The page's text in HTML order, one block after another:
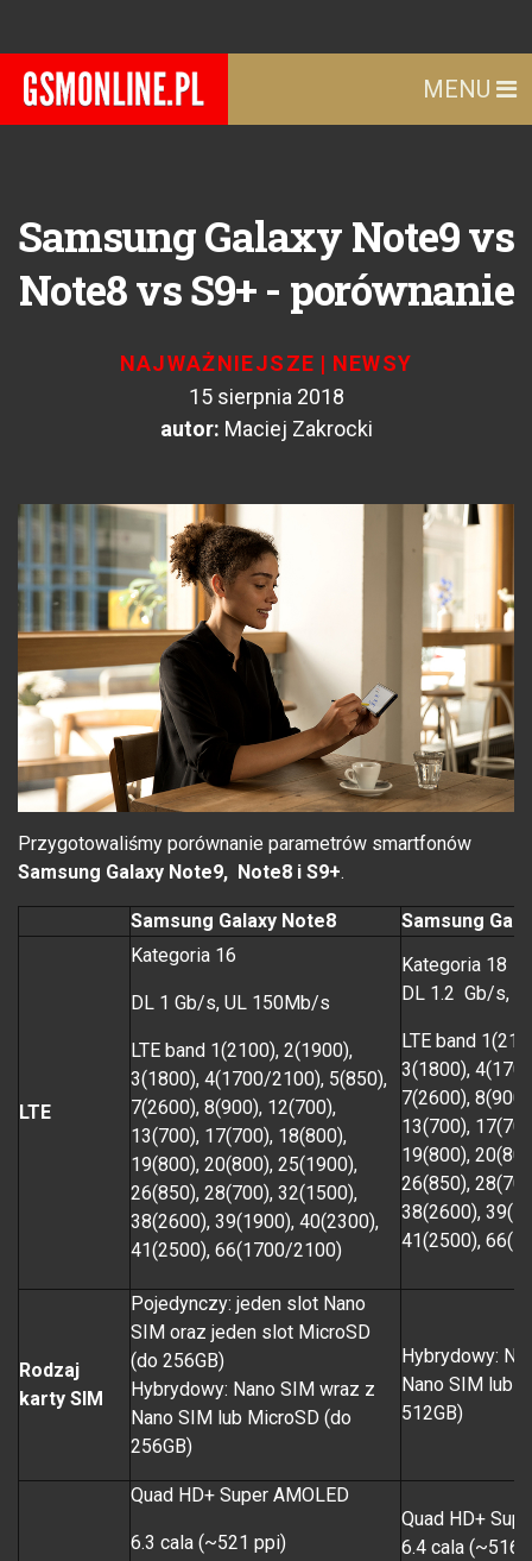
MENU
Samsung Galaxy Note9 vs
Note8 vs S9+ - porównanie
NAJWAŻNIEJSZE | NEWSY
15 sierpnia 2018
autor: Maciej Zakrocki
Przygotowaliśmy porównanie parametrów smartfonów
Samsung Galaxy Note9, Note8 i S9+.
Samsung Galaxy Note8 Samsung
LTE
Kategoria 16
DL 1 Gb/s, UL 150Mb/s
LTE band 1(2100), 2(1900),
3(1800), 4(1700/2100), 5(850),
7(2600), 8(900), 12(700),
13(700), 17(700), 18(800),
19(800), 20(800), 25(1900),
26(850), 28(700), 32(1500),
38(2600), 39(1900), 40(2300),
41(2500), 66(1700/2100)
Kategoria 18
DL 1.2 Gb/s,
LTE band
3(1800),
7(2600),
13(700),
19(800),
26(850),
38(2600),
41(2500),
Rodzaj
karty SIM
Pojedynczy: jeden slot Nano
SIM oraz jeden slot MicroSD
(do 256GB)
Hybrydowy: Nano SIM wraz z
Nano SIM lub MicroSD (do
256GB)
Hybrydowy:
Nano SIM lub
512GB)
Quad HD+ Super AMOLED
6.3 cala (~521 ppi)
Quad HD+
6.4 cala (~516